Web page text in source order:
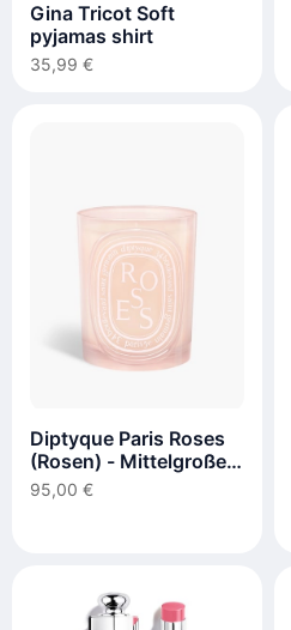
Gina Tricot Soft
pyjamas shirt
35,99 €
Diptyque Paris Roses
(Rosen) - Mittelgroße
Kerze
95,00 €